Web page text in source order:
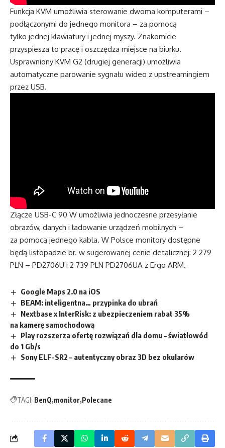
Funkcja KVM umożliwia sterowanie dwoma komputerami –
podłączonymi do jednego monitora – za pomocą
tylko jednej klawiatury i jednej myszy. Znakomicie
przyspiesza to pracę i oszczędza miejsce na biurku.
Usprawniony KVM G2 (drugiej generacji) umożliwia
automatyczne parowanie sygnału wideo z upstreamingiem
przez USB.
Złącze USB-C 90 W umożliwia jednoczesne przesyłanie
obrazów, danych i ładowanie urządzeń mobilnych –
za pomocą jednego kabla. W Polsce monitory dostępne
będą listopadzie br. w sugerowanej cenie detalicznej: 2 279
PLN – PD2706U i 2 739 PLN PD2706UA z Ergo ARM.
Google Maps 2.0 na iOS
BEAM: inteligentna… przypinka do ubrań
Nextbase x InterRisk: z ubezpieczeniem rabat 35%
na kamerę samochodową
Play rozszerza ofertę rozwiązań dla domu – światłowód
do 1 Gb/s
Sony ELF-SR2 – autentyczny obraz 3D bez okularów
TAGI: BenQ monitor Polecane